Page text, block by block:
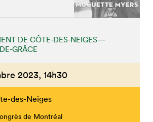
DE CÔTE-DES-NEIGES—
GRÂCE
2023, 14h30
des-Neiges
de Montréal